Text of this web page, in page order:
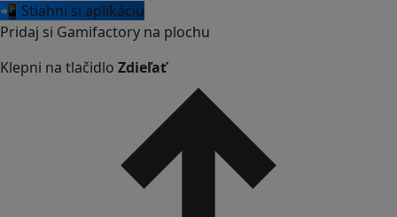
📲 Stiahni si aplikáciu
Pridaj si Gamifactory na plochu
Klepni na tlačidlo Zdieľať